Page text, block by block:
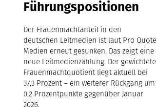
Führungspositionen
Der Frauenmachtanteil in den
deutschen Leitmedien ist laut Pro Quote
Medien erneut gesunken. Das zeigt eine
neue Leitmedienzählung. Der gewichtete
Frauenmachtquotient liegt aktuell bei
37,3 Prozent – ein weiterer Rückgang um
0,2 Prozentpunkte gegenüber Januar
2026.